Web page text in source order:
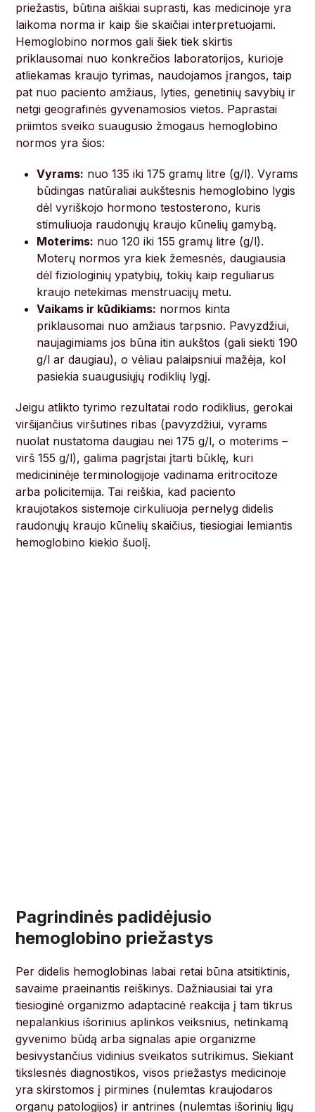
priežastis, būtina aiškiai suprasti, kas medicinoje yra
laikoma norma ir kaip šie skaičiai interpretuojami.
Hemoglobino normos gali šiek tiek skirtis
priklausomai nuo konkrečios laboratorijos, kurioje
atliekamas kraujo tyrimas, naudojamos įrangos, taip
pat nuo paciento amžiaus, lyties, genetinių savybių ir
netgi geografinės gyvenamosios vietos. Paprastai
priimtos sveiko suaugusio žmogaus hemoglobino
normos yra šios:
Vyrams: nuo 135 iki 175 gramų litre (g/l). Vyrams
būdingas natūraliai aukštesnis hemoglobino lygis
dėl vyriškojo hormono testosterono, kuris
stimuliuoja raudonųjų kraujo kūnelių gamybą.
Moterims: nuo 120 iki 155 gramų litre (g/l).
Moterų normos yra kiek žemesnės, daugiausia
dėl fiziologinių ypatybių, tokių kaip reguliarus
kraujo netekimas menstruacijų metu.
Vaikams ir kūdikiams: normos kinta
priklausomai nuo amžiaus tarpsnio. Pavyzdžiui,
naujagimiams jos būna itin aukštos (gali siekti 190
g/l ar daugiau), o vėliau palaipsniui mažėja, kol
pasiekia suaugusiųjų rodiklių lygį.
Jeigu atlikto tyrimo rezultatai rodo rodiklius, gerokai
viršijančius viršutines ribas (pavyzdžiui, vyrams
nuolat nustatoma daugiau nei 175 g/l, o moterims –
virš 155 g/l), galima pagrįstai įtarti būklę, kuri
medicininėje terminologijoje vadinama eritrocitoze
arba policitemija. Tai reiškia, kad paciento
kraujotakos sistemoje cirkuliuoja pernelyg didelis
raudonųjų kraujo kūnelių skaičius, tiesiogiai lemiantis
hemoglobino kiekio šuolį.
Pagrindinės padidėjusio
hemoglobino priežastys
Per didelis hemoglobinas labai retai būna atsitiktinis,
savaime praeinantis reiškinys. Dažniausiai tai yra
tiesioginė organizmo adaptacinė reakcija į tam tikrus
nepalankius išorinius aplinkos veiksnius, netinkamą
gyvenimo būdą arba signalas apie organizme
besivystančius vidinius sveikatos sutrikimus. Siekiant
tikslesnės diagnostikos, visos priežastys medicinoje
yra skirstomos į pirmines (nulemtas kraujodaros
organų patologijos) ir antrines (nulemtas išorinių ligų